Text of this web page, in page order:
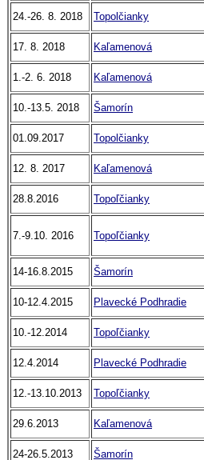
24.-26. 8. 2018
Topolčianky
17. 8. 2018 Kaľamenová
1.-2. 6. 2018 Kaľamenová
10.-13.5. 2018 Šamorín
01.09.2017 Topolčianky
12. 8. 2017 Kaľamenová
28.8.2016 Topoľčianky
7.-9.10. 2016 Topoľčianky
14-16.8.2015 Šamorín
10-12.4.2015 Plavecké Podhradie
10.-12.2014 Topoľčianky
12.4.2014 Plavecké Podhradie
12.-13.10.2013 Topoľčianky
29.6.2013 Kaľamenová
24-26.5.2013 Šamorín